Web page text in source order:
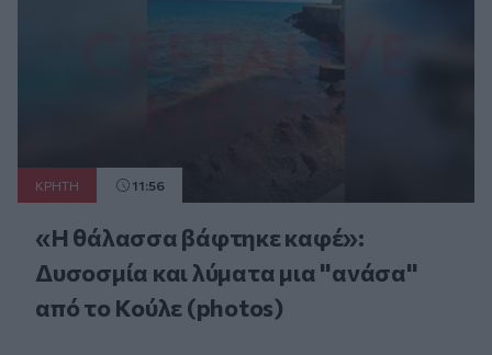
ΚΡΗΤΗ 11:56
«Η θάλασσα βάφτηκε καφέ»:
Δυσοσμία και λύματα μια "ανάσα"
από το Κούλε (photos)